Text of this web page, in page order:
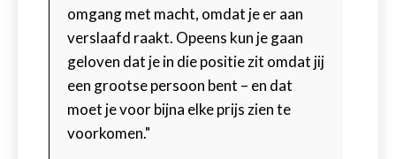
omgang met macht, omdat je er aan
verslaafd raakt. Opeens kun je gaan
geloven dat je in die positie zit omdat jij
een grootse persoon bent – en dat
moet je voor bijna elke prijs zien te
voorkomen."